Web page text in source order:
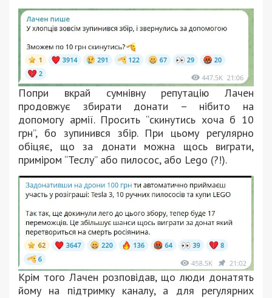
Попри вкрай сумнівну репутацію Лачен
продовжує збирати донати – нібито на
допомогу армії. Просить “скинутись хоча б 10
грн”, бо зупинився збір. При цьому регулярно
обіцяє, що за донати можна щось виграти,
приміром “Теслу” або пилосос, або Lego (?!).
Крім того Лачен розповідав, що люди донатять
йому на підтримку каналу, а для регулярних